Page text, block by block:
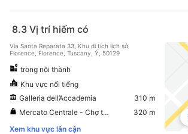
8.3 Vị trí hiếm có
Via Santa Reparata 33, Khu di tích lịch sử
Florence, Florence, Tuscany, Ý, 50129
trong nội thành
Khu vực nổi tiếng
Galleria dell’Accademia
310 m
Mercato Centrale - Chợ trung tâm
320 m
Xem khu vực lân cận